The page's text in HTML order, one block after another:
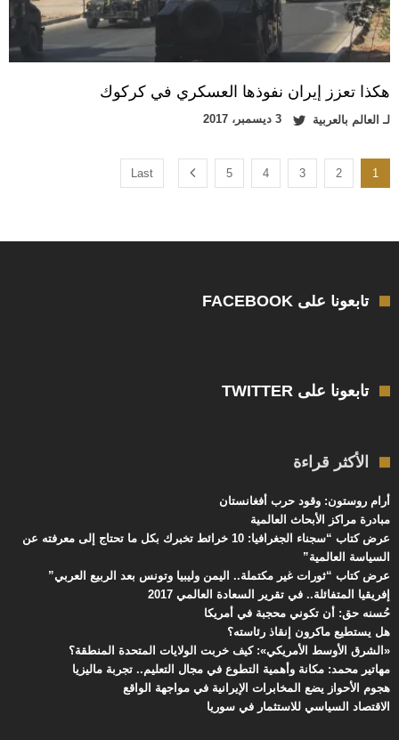
هكذا تعزز إيران نفوذها العسكري في كركوك
لـ العالم بالعربية 3 ديسمبر، 2017
1
2
3
4
5
Last
تابعونا على FACEBOOK
تابعونا على TWITTER
الأكثر قراءة
أرام روستون: وقود حرب أفغانستان
مبادرة مراكز الأبحاث العالمية
عرض كتاب “سجناء الجغرافيا: 10 خرائط تخبرك بكل ما تحتاج إلى معرفته عن
السياسة العالمية”
عرض كتاب “ثورات غير مكتملة.. اليمن وليبيا وتونس بعد الربيع العربي”
إفريقيا المتفائلة.. في تقرير السعادة العالمي 2017
حُسنه حق: أن تكوني محجبة في أمريكا
هل يستطيع ماكرون إنقاذ رئاسته؟
«الشرق الأوسط الأمريكي»: كيف خربت الولايات المتحدة المنطقة؟
مهاتير محمد: مكانة وأهمية التطوع في مجال التعليم.. تجربة ماليزيا
هجوم الأحواز يضع المخابرات الإيرانية في مواجهة الواقع
الاقتصاد السياسي للاستثمار في سوريا